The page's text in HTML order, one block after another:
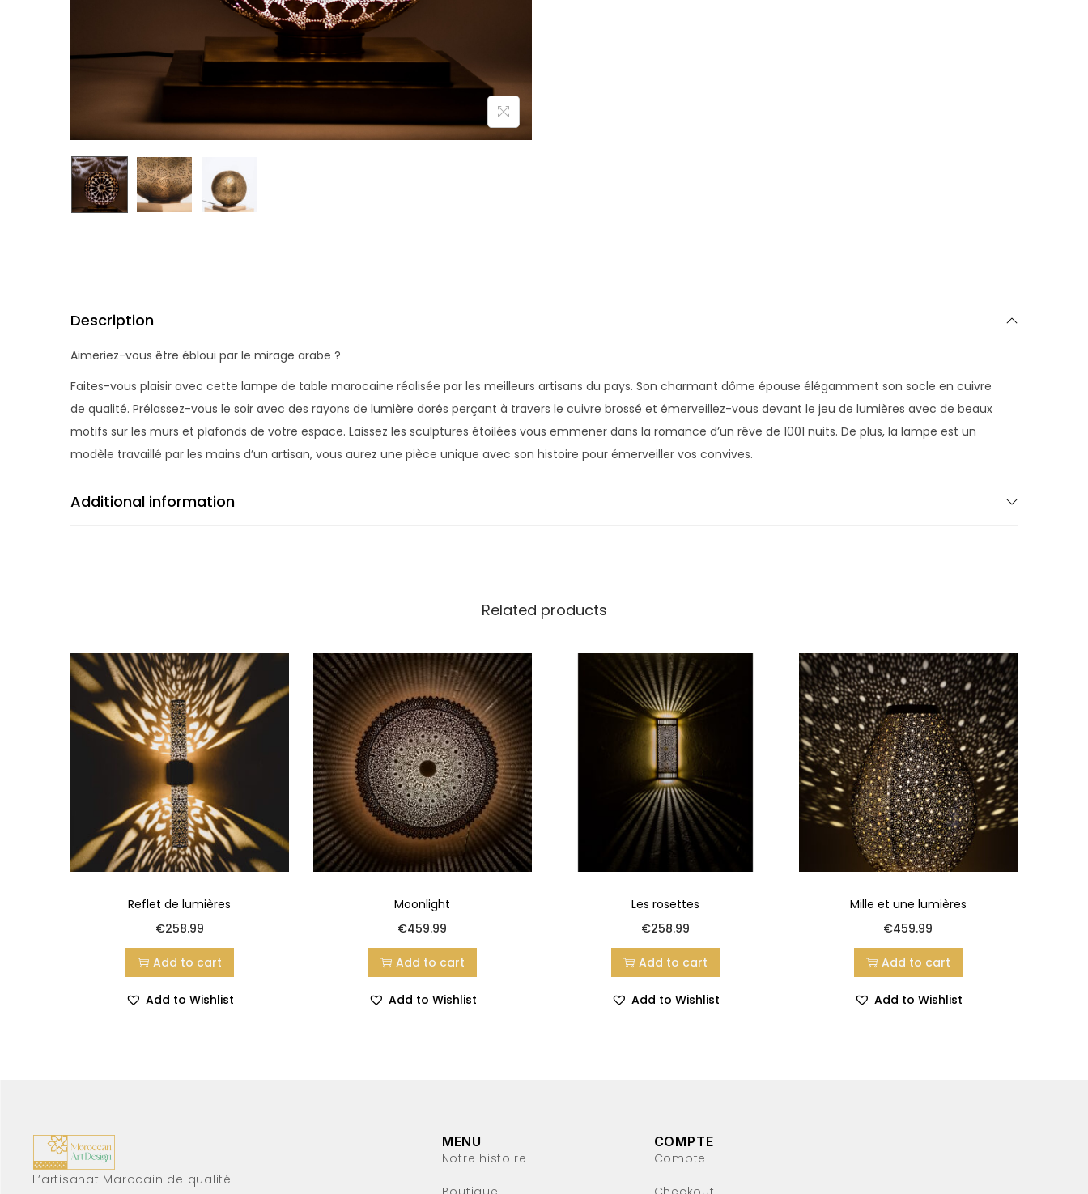
Description
Aimeriez-vous être ébloui par le mirage arabe ?
Faites-vous plaisir avec cette lampe de table marocaine réalisée par les meilleurs artisans du pays. Son charmant dôme épouse élégamment son socle en cuivre
de qualité. Prélassez-vous le soir avec des rayons de lumière dorés perçant à travers le cuivre brossé et émerveillez-vous devant le jeu de lumières avec de beaux
motifs sur les murs et plafonds de votre espace. Laissez les sculptures étoilées vous emmener dans la romance d’un rêve de 1001 nuits. De plus, la lampe est un
modèle travaillé par les mains d’un artisan, vous aurez une pièce unique avec son histoire pour émerveiller vos convives.
Additional information
Related products
Reflet de lumières
€258.99
Add to cart
Add to Wishlist
Moonlight
€459.99
Add to cart
Add to Wishlist
Les rosettes
€258.99
Add to cart
Add to Wishlist
Mille et une lumières
€459.99
Add to cart
Add to Wishlist
L’artisanat Marocain de qualité
MENU
Notre histoire
COMPTE
Compte